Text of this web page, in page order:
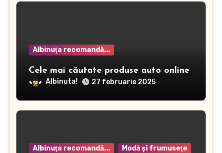
Albinuţa recomandă...
Cele mai căutate produse auto online
Albinuta! 27 februarie 2025
Albinuţa recomandă... Modă şi frumuseţe